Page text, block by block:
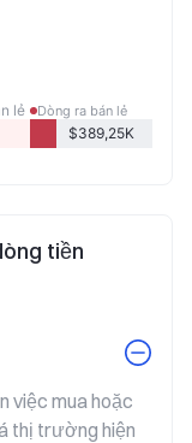
lẻ Dòng ra bán lẻ
$389,25K
tiền
việc mua hoặc
thị trường hiện